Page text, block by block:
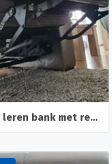
2-zits leren bank met relaxfunctie